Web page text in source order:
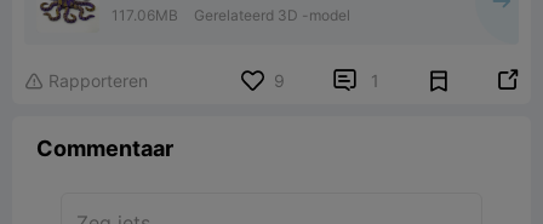
117.06MB Gerelateerd 3D -model
 Rapporteren 9  1 
Commentaar